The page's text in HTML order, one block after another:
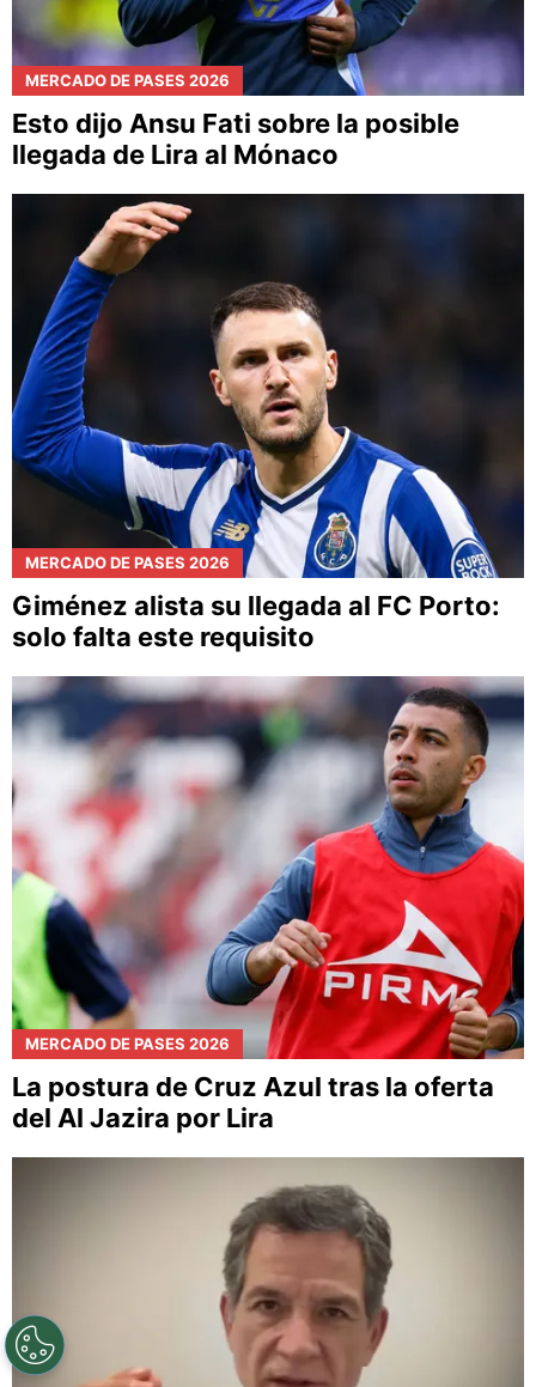
MERCADO DE PASES 2026
Esto dijo Ansu Fati sobre la posible
llegada de Lira al Mónaco
MERCADO DE PASES 2026
Giménez alista su llegada al FC Porto:
solo falta este requisito
MERCADO DE PASES 2026
La postura de Cruz Azul tras la oferta
del Al Jazira por Lira